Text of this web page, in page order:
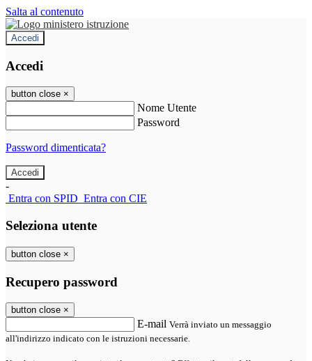
Salta al contenuto
Accedi
Accedi
button close ×
Nome Utente
Password
Password dimenticata?
-
Entra con SPID Entra con CIE
Seleziona utente
button close ×
Recupero password
button close ×
E-mail Verrà inviato un messaggio
all'indirizzo indicato con le istruzioni necessarie.